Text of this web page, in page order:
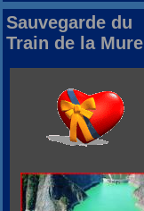
Sauvegarde du
Train de la Mure